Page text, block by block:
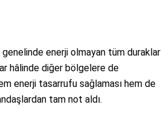
genelinde enerji olmayan tüm duraklar
hâlinde diğer bölgelere de
enerji tasarrufu sağlaması hem de
tam not aldı.